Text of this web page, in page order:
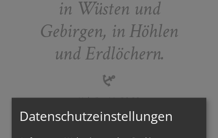
in Wüsten und
Gebirgen, in Höhlen
und Erdlöchern.
Hebräer 11, 36-38
Datenschutzeinstellungen